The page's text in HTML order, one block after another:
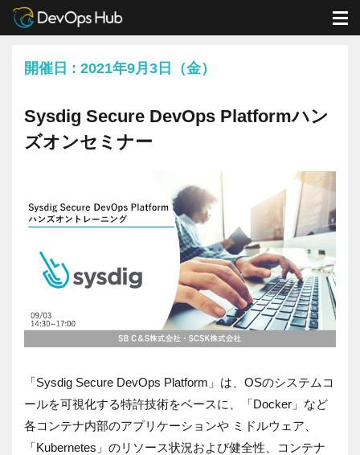
DevOps Hub イベント
開催日 : 2021年9月3日（金）
Sysdig Secure DevOps Platformハン
ズオンセミナー
「Sysdig Secure DevOps Platform」は、OSのシステムコ
ールを可視化する特許技術をベースに、「Docker」など
各コンテナ内部のアプリケーションや ミドルウェア、
「Kubernetes」のリソース状況および健全性、コンテナ